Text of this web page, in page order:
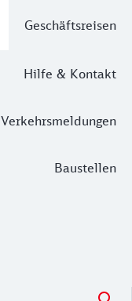
Geschäftsreisen
Hilfe & Kontakt
Verkehrsmeldungen
Baustellen